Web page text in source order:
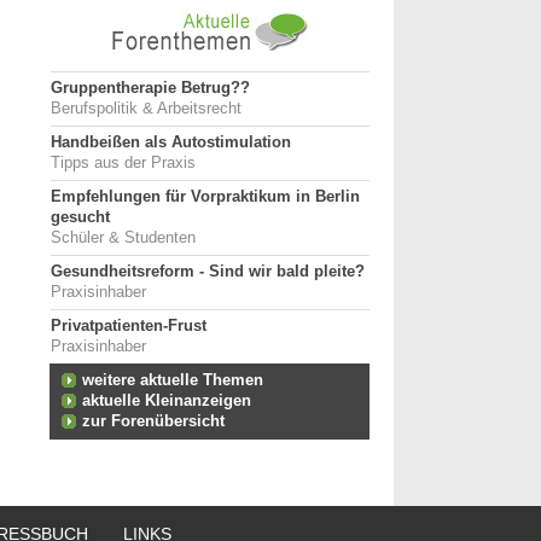
Gruppentherapie Betrug??
Berufspolitik & Arbeitsrecht
Handbeißen als Autostimulation
Tipps aus der Praxis
Empfehlungen für Vorpraktikum in Berlin
gesucht
Schüler & Studenten
Gesundheitsreform - Sind wir bald pleite?
Praxisinhaber
Privatpatienten-Frust
Praxisinhaber
weitere aktuelle Themen
aktuelle Kleinanzeigen
zur Forenübersicht
LINKS